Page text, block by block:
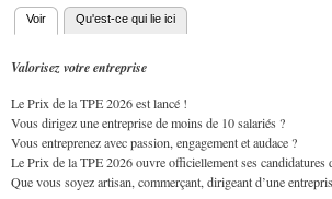
Onglets
principaux
Voir (onglet actif)
Qu'est-ce qui lie ici
Valorisez votre entreprise
Le Prix de la TPE 2026 est lancé !
Vous dirigez une entreprise de moins de 10 salariés ?
Vous entreprenez avec passion, engagement et audace ?
Le Prix de la TPE 2026 ouvre officiellement ses candidatures
Que vous soyez artisan, commerçant, dirigeant d’une